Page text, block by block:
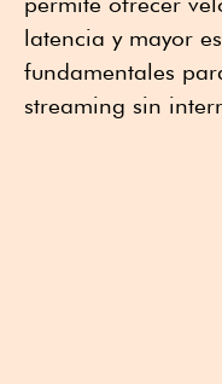
latencia y mayor
fundamentales
streaming sin